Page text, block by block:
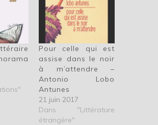
Pour celle qui est
assise dans le noir
à m’attendre –
Antonio Lobo
Antunes
21 juin 2017
Dans "Littérature
étrangère"